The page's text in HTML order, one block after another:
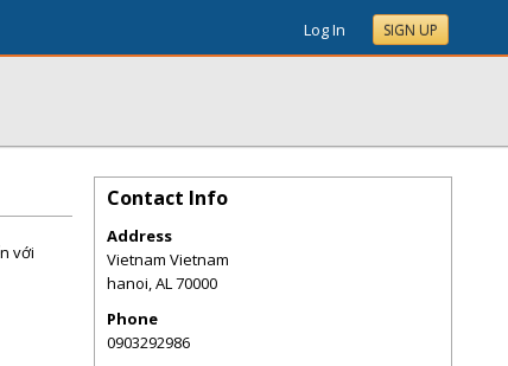
Log In SIGN UP
với
Contact Info
Address
Vietnam Vietnam
hanoi,AL70000
Phone
0903292986